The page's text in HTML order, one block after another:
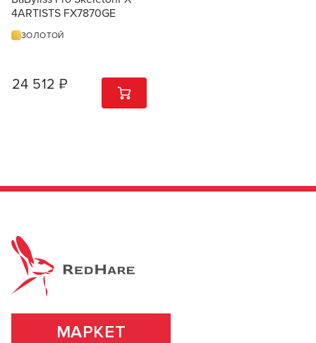
4ARTISTS FX7870GE
ЗОЛОТОЙ
24 512 ₽ 1 ШТ
МАРКЕТ